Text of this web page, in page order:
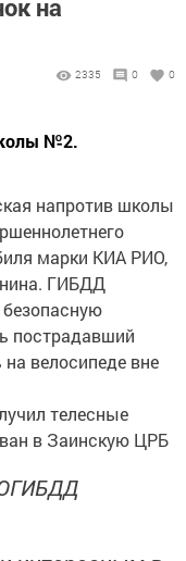
на
2335 0 0
№2.
напротив школы
марки КИА РИО,
ГИБДД
пострадавший
велосипеде вне
телесные
в Заинскую ЦРБ